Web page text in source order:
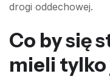
drogi oddechowej.
Co by się
mieli tylko